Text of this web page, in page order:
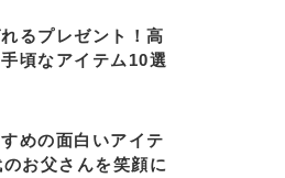
るプレゼント！高
頃なアイテム10選
めの面白いアイテ
お父さんを笑顔に